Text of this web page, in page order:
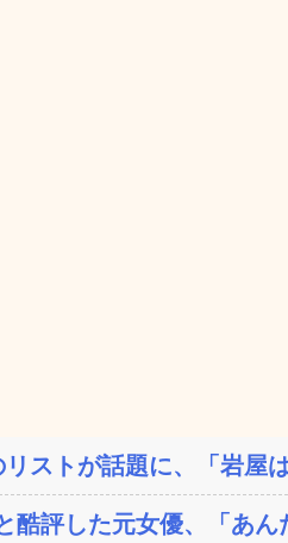
ストが話題に、「岩屋
酷評した元女優、「あ